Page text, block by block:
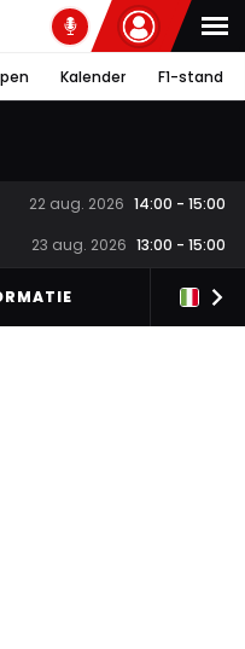
Kalender F1-stand
22 aug. 2026 14:00 - 15:00
23 aug. 2026 13:00 - 15:00